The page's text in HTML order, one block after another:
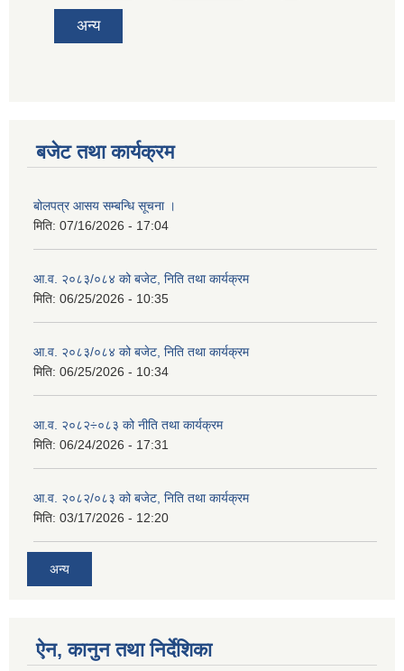
अन्य
बजेट तथा कार्यक्रम
बोलपत्र आसय सम्बन्धि सूचना ।
मिति: 07/16/2026 - 17:04
आ.व. २०८३/०८४ को बजेट, निति तथा कार्यक्रम
मिति: 06/25/2026 - 10:35
आ.व. २०८३/०८४ को बजेट, निति तथा कार्यक्रम
मिति: 06/25/2026 - 10:34
आ.व. २०८२÷०८३ को नीति तथा कार्यक्रम
मिति: 06/24/2026 - 17:31
आ.व. २०८२/०८३ को बजेट, निति तथा कार्यक्रम
मिति: 03/17/2026 - 12:20
अन्य
ऐन, कानुन तथा निर्देशिका